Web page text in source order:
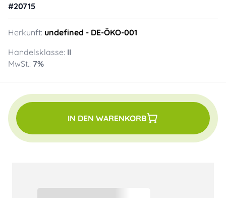
#20715
Herkunft: undefined - DE-ÖKO-001
Handelsklasse: II
MwSt.: 7%
IN DEN WARENKORB